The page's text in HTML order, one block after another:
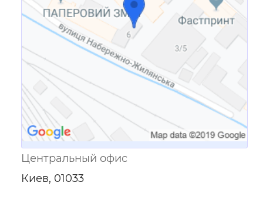
Центральный офис
Киев, 01033